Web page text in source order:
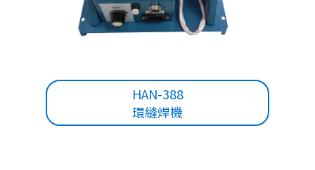
HAN-388
環縫焊機